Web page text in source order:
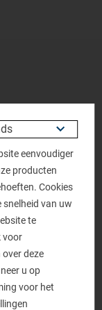
eenvoudiger
producten
Cookies
van uw
te
voor
deze
u op
voor het